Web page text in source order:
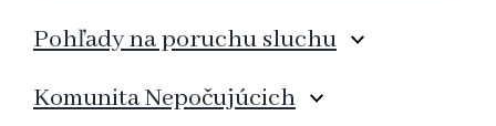
Pohľady na poruchu sluchu
Komunita Nepočujúcich